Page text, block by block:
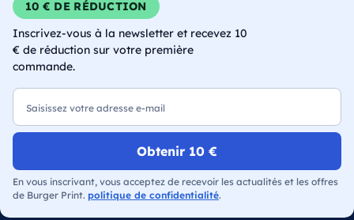
10 € DE RÉDUCTION
Inscrivez-vous à la newsletter et recevez 10
€ de réduction sur votre première
commande.
E-mail
Obtenir 10 €
En vous inscrivant, vous acceptez de recevoir les actualités et les offres
de Burger Print. politique de confidentialité.